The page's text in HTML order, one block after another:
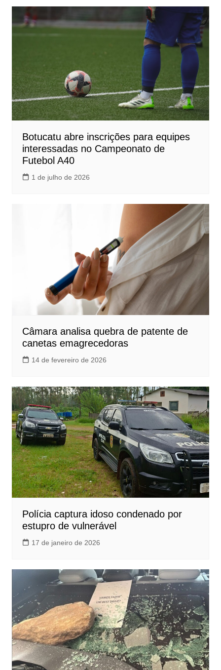
Botucatu abre inscrições para equipes
interessadas no Campeonato de
Futebol A40
1 de julho de 2026
Câmara analisa quebra de patente de
canetas emagrecedoras
14 de fevereiro de 2026
Polícia captura idoso condenado por
estupro de vulnerável
17 de janeiro de 2026